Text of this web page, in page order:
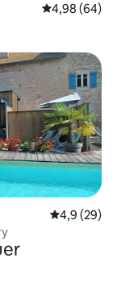
Note
4,98 (64)
Note
4,9 (29)